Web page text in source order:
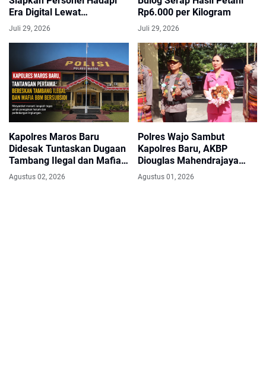
Era Digital Lewat
Sosialisasi Artificial
Intelligence
Juli 29, 2026
Rp6.000 per Kilogram
Juli 29, 2026
Kapolres Maros Baru
Didesak Tuntaskan Dugaan
Tambang Ilegal dan Mafia
BBM Subsidi
Agustus 02, 2026
Polres Wajo Sambut
Kapolres Baru, AKBP
Diouglas Mahendrajaya
Siap Emban Amanah
Agustus 01, 2026